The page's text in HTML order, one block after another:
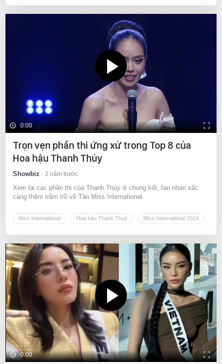
0:00
Trọn vẹn phần thi ứng xử trong Top 8 của
Hoa hậu Thanh Thủy
Showbiz 2 năm trước
Xem lại các phần thi của Thanh Thủy ở chung kết, fan nhan sắc
càng thêm trầm trồ về Tân Miss International.
Miss International Hoa hậu Thanh Thuỷ Miss International 2024
0:00